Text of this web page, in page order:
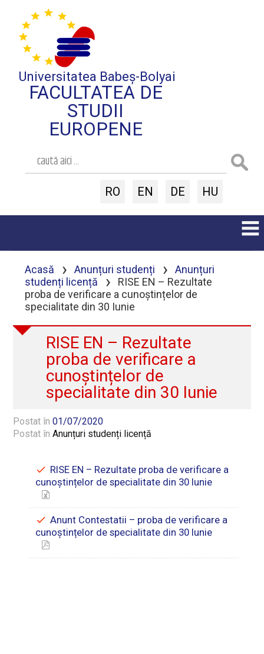
Universitatea Babeș-Bolyai
FACULTATEA DE
STUDII
EUROPENE
RO EN DE HU
Acasă › Anunțuri studenți ›
Anunțuri
studenți licență
›
RISE EN – Rezultate
proba de verificare a cunoștințelor de
specialitate din 30 Iunie
RISE EN – Rezultate
proba de verificare a
cunoștințelor de
specialitate din 30 Iunie
Postat în01/07/2020
Postat înAnunțuri studenți licență
RISE EN – Rezultate proba de verificare a
cunoștințelor de specialitate din 30 Iunie
Anunt Contestatii – proba de verificare a
cunoștințelor de specialitate din 30 Iunie